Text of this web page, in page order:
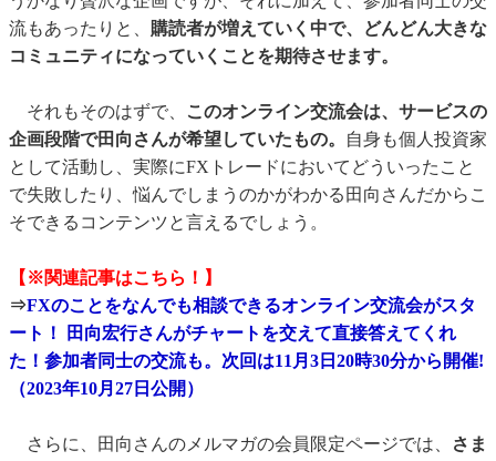
流もあったりと、 購読者が増えていく中で、どんどん大きな
コミュニティになっていくことを期待させます。
それもそのはずで、
このオンライン交流会は、サービスの
企画段階で田向さんが希望していたもの。
自身も個人投資家
として活動し、実際にFXトレードにおいてどういったこと
で失敗したり、悩んでしまうのかがわかる田向さんだからこ
そできるコンテンツと言えるでしょう。
【※関連記事はこちら！】
⇒FXのことをなんでも相談できるオンライン交流会がスタ
ート！ 田向宏行さんがチャートを交えて直接答えてくれ
た！参加者同士の交流も。次回は11月3日20時30分から開催!
（2023年10月27日公開）
さらに、田向さんのメルマガの会員限定ページでは、
さま